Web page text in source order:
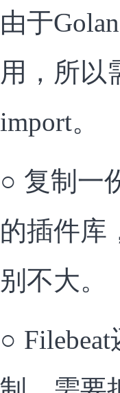
由于
用，所以
import。
○ 复制一
的插件库
别不大。
○